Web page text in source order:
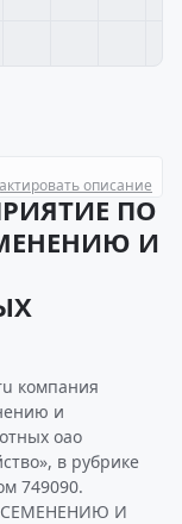
описание
ПО
И
компания
и
оао
в рубрике
749090.
И